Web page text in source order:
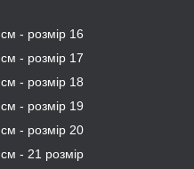
- розмір 16
- розмір 17
- розмір 18
- розмір 19
- розмір 20
- 21 розмір